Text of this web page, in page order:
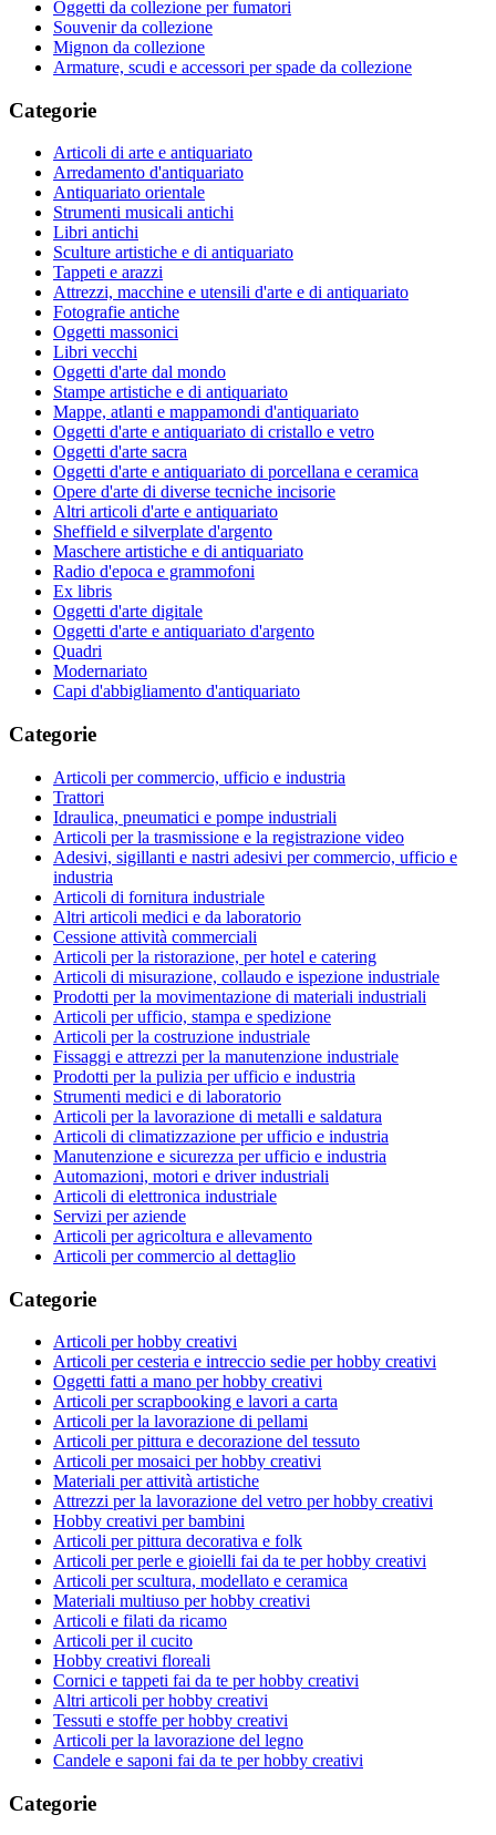
Oggetti da collezione per fumatori
Souvenir da collezione
Mignon da collezione
Armature, scudi e accessori per spade da collezione
Categorie
Articoli di arte e antiquariato
Arredamento d'antiquariato
Antiquariato orientale
Strumenti musicali antichi
Libri antichi
Sculture artistiche e di antiquariato
Tappeti e arazzi
Attrezzi, macchine e utensili d'arte e di antiquariato
Fotografie antiche
Oggetti massonici
Libri vecchi
Oggetti d'arte dal mondo
Stampe artistiche e di antiquariato
Mappe, atlanti e mappamondi d'antiquariato
Oggetti d'arte e antiquariato di cristallo e vetro
Oggetti d'arte sacra
Oggetti d'arte e antiquariato di porcellana e ceramica
Opere d'arte di diverse tecniche incisorie
Altri articoli d'arte e antiquariato
Sheffield e silverplate d'argento
Maschere artistiche e di antiquariato
Radio d'epoca e grammofoni
Ex libris
Oggetti d'arte digitale
Oggetti d'arte e antiquariato d'argento
Quadri
Modernariato
Capi d'abbigliamento d'antiquariato
Categorie
Articoli per commercio, ufficio e industria
Trattori
Idraulica, pneumatici e pompe industriali
Articoli per la trasmissione e la registrazione video
Adesivi, sigillanti e nastri adesivi per commercio, ufficio e
industria
Articoli di fornitura industriale
Altri articoli medici e da laboratorio
Cessione attività commerciali
Articoli per la ristorazione, per hotel e catering
Articoli di misurazione, collaudo e ispezione industriale
Prodotti per la movimentazione di materiali industriali
Articoli per ufficio, stampa e spedizione
Articoli per la costruzione industriale
Fissaggi e attrezzi per la manutenzione industriale
Prodotti per la pulizia per ufficio e industria
Strumenti medici e di laboratorio
Articoli per la lavorazione di metalli e saldatura
Articoli di climatizzazione per ufficio e industria
Manutenzione e sicurezza per ufficio e industria
Automazioni, motori e driver industriali
Articoli di elettronica industriale
Servizi per aziende
Articoli per agricoltura e allevamento
Articoli per commercio al dettaglio
Categorie
Articoli per hobby creativi
Articoli per cesteria e intreccio sedie per hobby creativi
Oggetti fatti a mano per hobby creativi
Articoli per scrapbooking e lavori a carta
Articoli per la lavorazione di pellami
Articoli per pittura e decorazione del tessuto
Articoli per mosaici per hobby creativi
Materiali per attività artistiche
Attrezzi per la lavorazione del vetro per hobby creativi
Hobby creativi per bambini
Articoli per pittura decorativa e folk
Articoli per perle e gioielli fai da te per hobby creativi
Articoli per scultura, modellato e ceramica
Materiali multiuso per hobby creativi
Articoli e filati da ricamo
Articoli per il cucito
Hobby creativi floreali
Cornici e tappeti fai da te per hobby creativi
Altri articoli per hobby creativi
Tessuti e stoffe per hobby creativi
Articoli per la lavorazione del legno
Candele e saponi fai da te per hobby creativi
Categorie